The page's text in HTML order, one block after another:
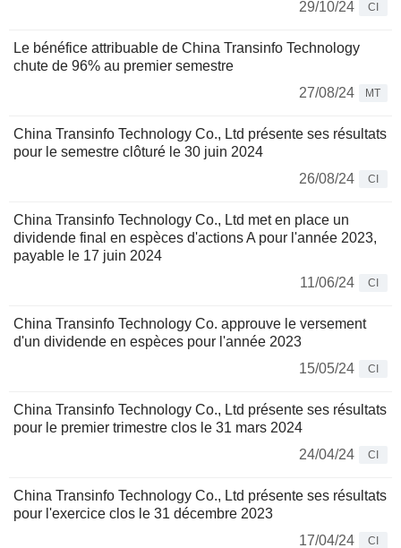
29/10/24 CI
Le bénéfice attribuable de China Transinfo Technology
chute de 96% au premier semestre
27/08/24
MT
China Transinfo Technology Co., Ltd présente ses résultats
pour le semestre clôturé le 30 juin 2024
26/08/24
CI
China Transinfo Technology Co., Ltd met en place un
dividende final en espèces d'actions A pour l'année 2023,
payable le 17 juin 2024
11/06/24
CI
China Transinfo Technology Co. approuve le versement
d'un dividende en espèces pour l'année 2023
15/05/24
CI
China Transinfo Technology Co., Ltd présente ses résultats
pour le premier trimestre clos le 31 mars 2024
24/04/24
CI
China Transinfo Technology Co., Ltd présente ses résultats
pour l'exercice clos le 31 décembre 2023
17/04/24
CI